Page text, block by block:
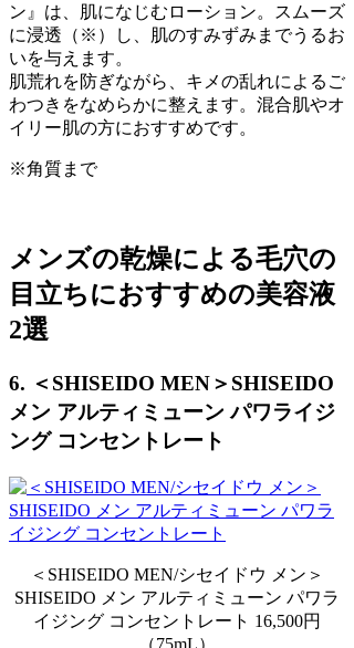
ン』は、肌になじむローション。スムーズ
に浸透（※）し、肌のすみずみまでうるお
いを与えます。
肌荒れを防ぎながら、キメの乱れによるご
わつきをなめらかに整えます。混合肌やオ
イリー肌の方におすすめです。
※角質まで
メンズの乾燥による毛穴の
目立ちにおすすめの美容液
2選
6. ＜SHISEIDO MEN＞SHISEIDO
メン アルティミューン パワライジ
ング コンセントレート
＜SHISEIDO MEN/シセイドウ メン＞
SHISEIDO メン アルティミューン パワラ
イジング コンセントレート 16,500円
（75mL）